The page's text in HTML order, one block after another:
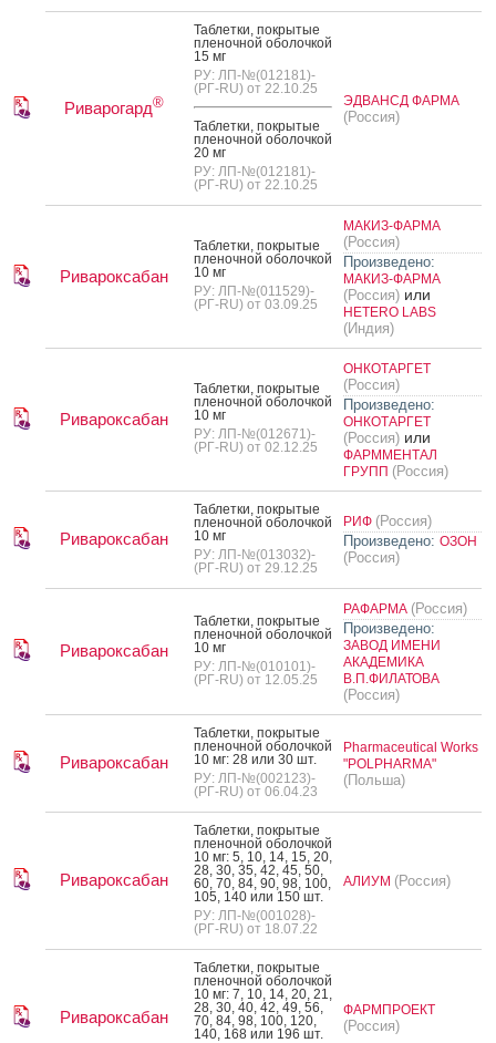
Риварогард®
Таб­летки, пок­ры­тые
пле­ноч­ной обо­лоч­кой
15 мг
РУ: ЛП-№(012181)-
(РГ-RU) от 22.10.25
Таб­летки, пок­ры­тые
пле­ноч­ной обо­лоч­кой
20 мг
РУ: ЛП-№(012181)-
(РГ-RU) от 22.10.25
ЭДВАНСД ФАРМА
(Россия)
Ривароксабан
Таб­летки, пок­ры­тые
пле­ноч­ной обо­лоч­кой
10 мг
РУ: ЛП-№(011529)-
(РГ-RU) от 03.09.25
МАКИЗ-ФАРМА
(Россия)
Произведено:
МАКИЗ-ФАРМА
(Россия) или
HETERO LABS
(Индия)
Ривароксабан
Таб­летки, пок­ры­тые
пле­ноч­ной обо­лоч­кой
10 мг
РУ: ЛП-№(012671)-
(РГ-RU) от 02.12.25
ОНКОТАРГЕТ
(Россия)
Произведено:
ОНКОТАРГЕТ
(Россия) или
ФАРММЕНТАЛ
ГРУПП (Россия)
Ривароксабан
Таб­летки, пок­ры­тые
пле­ноч­ной обо­лоч­кой
10 мг
РУ: ЛП-№(013032)-
(РГ-RU) от 29.12.25
РИФ (Россия)
Произведено: ОЗОН
(Россия)
Ривароксабан
Таб­летки, пок­ры­тые
пле­ноч­ной обо­лоч­кой
10 мг
РУ: ЛП-№(010101)-
(РГ-RU) от 12.05.25
РАФАРМА (Россия)
Произведено:
ЗАВОД ИМЕНИ
АКАДЕМИКА
В.П.ФИЛАТОВА
(Россия)
Ривароксабан
Таб­летки, пок­ры­тые
пле­ноч­ной обо­лоч­кой
10 мг: 28 или 30 шт.
РУ: ЛП-№(002123)-
(РГ-RU) от 06.04.23
Pharmaceutical Works
"POLPHARMA"
(Польша)
Ривароксабан
Таб­летки, пок­ры­тые
пле­ноч­ной обо­лоч­кой
10 мг: 5, 10, 14, 15, 20,
28, 30, 35, 42, 45, 50,
60, 70, 84, 90, 98, 100,
105, 140 или 150 шт.
РУ: ЛП-№(001028)-
(РГ-RU) от 18.07.22
АЛИУМ (Россия)
Ривароксабан
Таб­летки, пок­ры­тые
пле­ноч­ной обо­лоч­кой
10 мг: 7, 10, 14, 20, 21,
28, 30, 40, 42, 49, 56,
70, 84, 98, 100, 120,
140, 168 или 196 шт.
ФАРМПРОЕКТ
(Россия)